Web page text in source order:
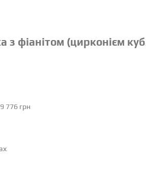
з фіанітом (цирконієм
9 776 грн